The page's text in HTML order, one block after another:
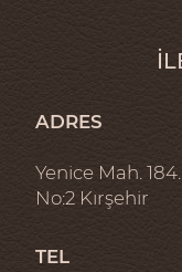
ADRES
Yenice Mah.
No:2 Kırşehir
TEL